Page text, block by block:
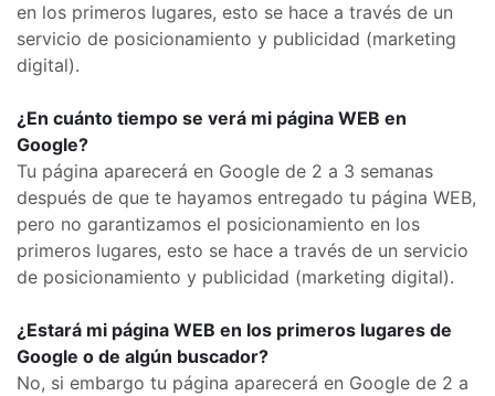
en los primeros lugares, esto se hace a través de un
servicio de posicionamiento y publicidad (marketing
digital).
¿En cuánto tiempo se verá mi página WEB en
Google?
Tu página aparecerá en Google de 2 a 3 semanas
después de que te hayamos entregado tu página WEB,
pero no garantizamos el posicionamiento en los
primeros lugares, esto se hace a través de un servicio
de posicionamiento y publicidad (marketing digital).
¿Estará mi página WEB en los primeros lugares de
Google o de algún buscador?
No, si embargo tu página aparecerá en Google de 2 a